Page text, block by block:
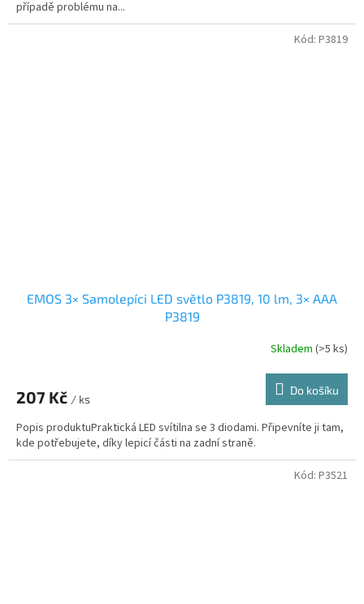
případě problému na...
EMOS 3× Samolepíci LED světlo P3819, 10 lm, 3× AAA
P3819
Skladem (>5 ks)
207 Kč / ks
Do košíku
Popis produktuPraktická LED svítilna se 3 diodami. Připevníte ji tam,
kde potřebujete, díky lepicí části na zadní straně.
Kód: P3819
Kód: P3521